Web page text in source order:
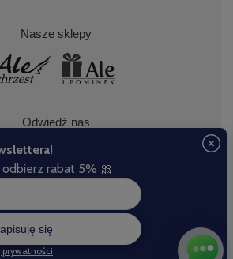
Nasze sklepy
Odwiedź nas